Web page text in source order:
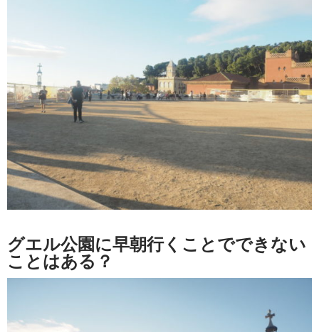
グエル公園に早朝行くことでできない
ことはある？